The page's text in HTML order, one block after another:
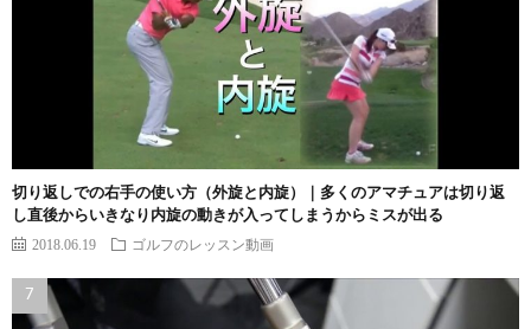
切り返しでの右手の使い方（外旋と内旋）｜多くのアマチュアは切り返
し直後からいきなり内旋の動きが入ってしまうからミスが出る
2018.06.19 ゴルフのレッスン動画